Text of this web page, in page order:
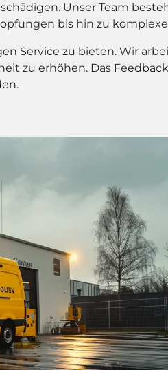
Unser Team
bis hin zu
Service zu bieten. Wir
zu erhöhen. Das